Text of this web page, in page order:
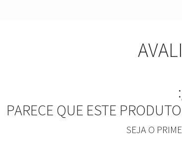
PARECE QUE ESTE
SEJA O